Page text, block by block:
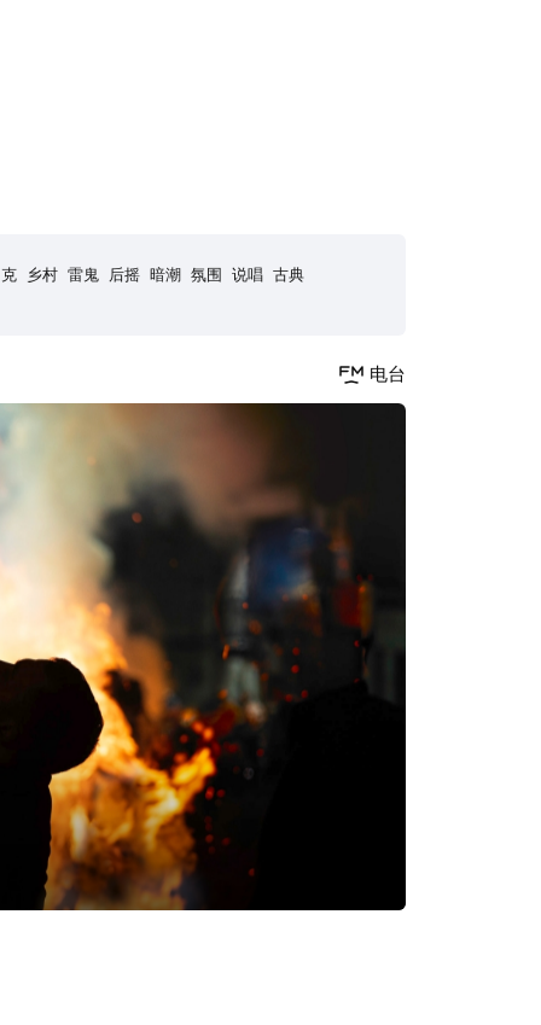
乡村 雷鬼 后摇 暗潮 氛围 说唱 古典
电台